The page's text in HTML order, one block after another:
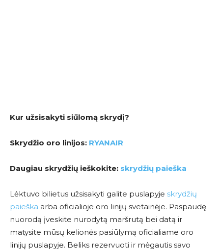
Kur užsisakyti siūlomą skrydį?
Skrydžio oro linijos: RYANAIR
Daugiau skrydžių ieškokite: skrydžių paieška
Lėktuvo bilietus užsisakyti galite puslapyje skrydžių
paieška arba oficialioje oro linijų svetainėje. Paspaudę
nuorodą įveskite nurodytą maršrutą bei datą ir
matysite mūsų kelionės pasiūlymą oficialiame oro
linijų puslapyje. Beliks rezervuoti ir mėgautis savo